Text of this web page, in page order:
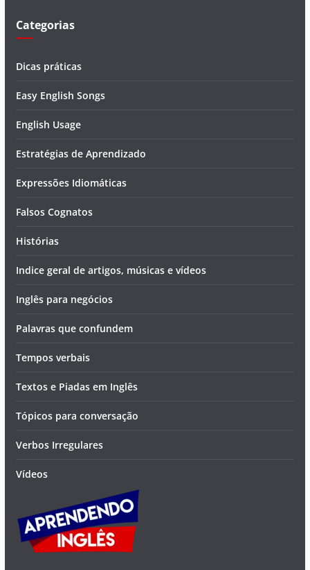
Categorias
Dicas práticas
Easy English Songs
English Usage
Estratégias de Aprendizado
Expressões Idiomáticas
Falsos Cognatos
Histórias
Indice geral de artigos, músicas e vídeos
Inglês para negócios
Palavras que confundem
Tempos verbais
Textos e Piadas em Inglês
Tópicos para conversação
Verbos Irregulares
Vídeos